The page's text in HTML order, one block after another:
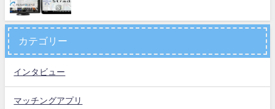
カテゴリー
インタビュー
マッチングアプリ